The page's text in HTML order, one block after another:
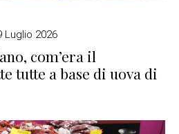
Luglio 2026
com’era il
tutte a base di uova di